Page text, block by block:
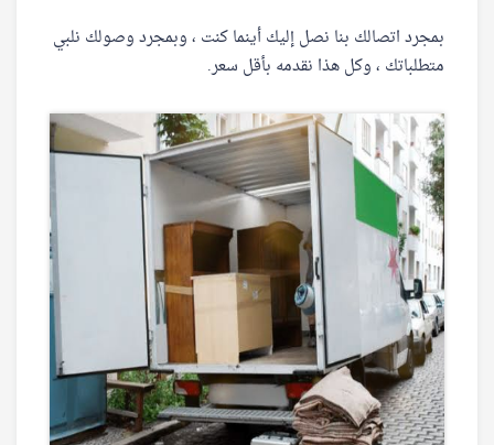
بمجرد اتصالك بنا نصل إليك أينما كنت ، وبمجرد وصولك نلبي
متطلباتك ، وكل هذا نقدمه بأقل سعر.